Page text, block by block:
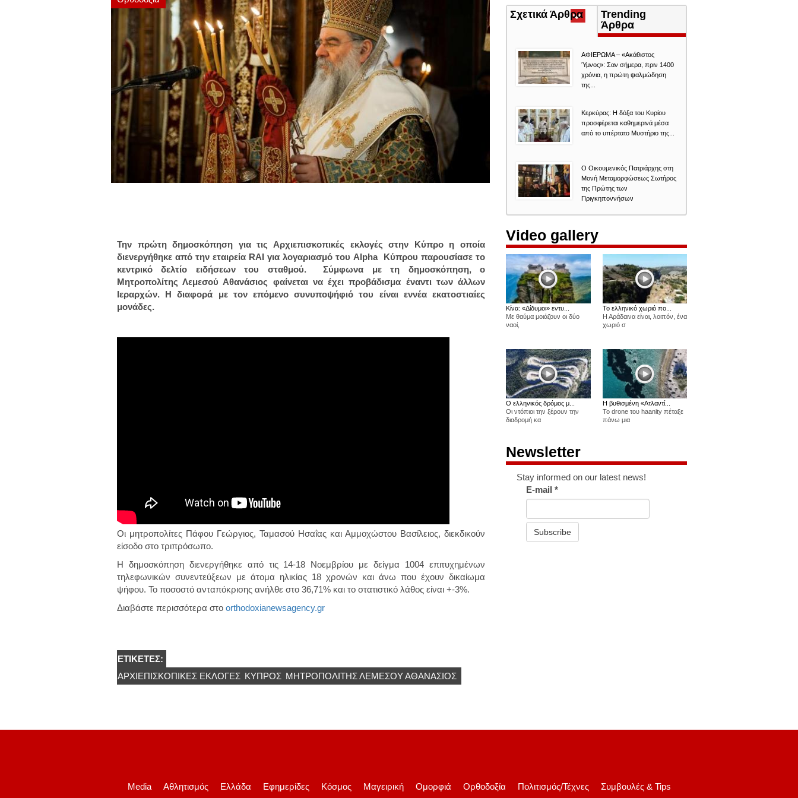
Την πρώτη δημοσκόπηση για τις Αρχιεπισκοπικές εκλογές στην Κύπρο η οποία
διενεργήθηκε από την εταιρεία RAI για λογαριασμό του Alpha Κύπρου παρουσίασε το
κεντρικό δελτίο ειδήσεων του σταθμού. Σύμφωνα με τη δημοσκόπηση, ο
Μητροπολίτης Λεμεσού Αθανάσιος φαίνεται να έχει προβάδισμα έναντι των άλλων
Ιεραρχών. Η διαφορά με τον επόμενο συνυποψήφιό του είναι εννέα εκατοστιαίες
μονάδες.
Οι μητροπολίτες Πάφου Γεώργιος, Ταμασού Ησαΐας και Αμμοχώστου Βασίλειος, διεκδικούν
είσοδο στο τριπρόσωπο.
Η δημοσκόπηση διενεργήθηκε από τις 14-18 Νοεμβρίου με δείγμα 1004 επιτυχημένων
τηλεφωνικών συνεντεύξεων με άτομα ηλικίας 18 χρονών και άνω που έχουν δικαίωμα
ψήφου. Το ποσοστό ανταπόκρισης ανήλθε στο 36,71% και το στατιστικό λάθος είναι +-3%.
Διαβάστε περισσότερα στο orthodoxianewsagency.gr
ΕΤΙΚΈΤΕΣ:
ΑΡΧΙΕΠΙΣΚΟΠΙΚΕΣ ΕΚΛΟΓΕΣ ΚΎΠΡΟΣ ΜΗΤΡΟΠΟΛΙΤΗΣ ΛΕΜΕΣΟΥ ΑΘΑΝΑΣΙOΣ
Σχετικά Άρθρα (ενεργή
καρτέλα)
Trending
Άρθρα
ΑΦΙΕΡΩΜΑ – «Ακάθιστος
Ύμνος»: Σαν σήμερα, πριν 1400
χρόνια, η πρώτη ψαλμώδηση
της...
Κερκύρας: Η δόξα του Κυρίου
προσφέρεται καθημερινά μέσα
από το υπέρτατο Μυστήριο της...
Ο Οικουμενικός Πατριάρχης στη
Μονή Μεταμορφώσεως Σωτήρος
της Πρώτης των
Πριγκηποννήσων
Video gallery
Κίνα: «Δίδυμοι» εντυ...
Με θαύμα μοιάζουν οι δύο
ναοί,
Το ελληνικό χωριό πο...
Η Αράδαινα είναι, λοιπόν, ένα
χωριό σ
Ο ελληνικός δρόμος μ...
Οι ντόπιοι την ξέρουν την
διαδρομή κα
Η βυθισμένη «Ατλαντί...
Το drone του haanity πέταξε
πάνω μια
Newsletter
Stay informed on our latest news!
E-mail*
Subscribe
Media Αθλητισμός Ελλάδα Εφημερίδες Κόσμος Μαγειρική Ομορφιά Ορθοδοξία Πολιτισμός/Τέχνες Συμβουλές & Tips